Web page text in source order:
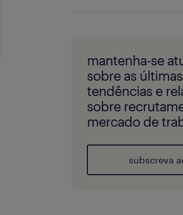
mantenha-se
sobre as
tendências e
sobre
mercado de
subscreva